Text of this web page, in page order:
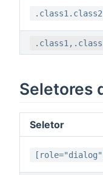
.class1.class2
Seletores
Seletor